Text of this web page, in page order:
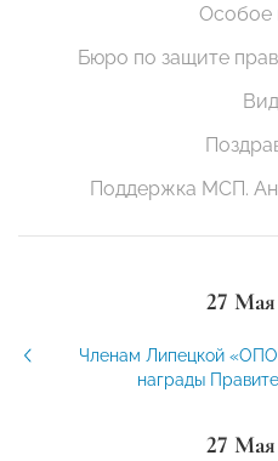
Особое
Бюро по защите
Поддержка МСП.
27 Мая
Членам Липецкой
награды
27 Мая